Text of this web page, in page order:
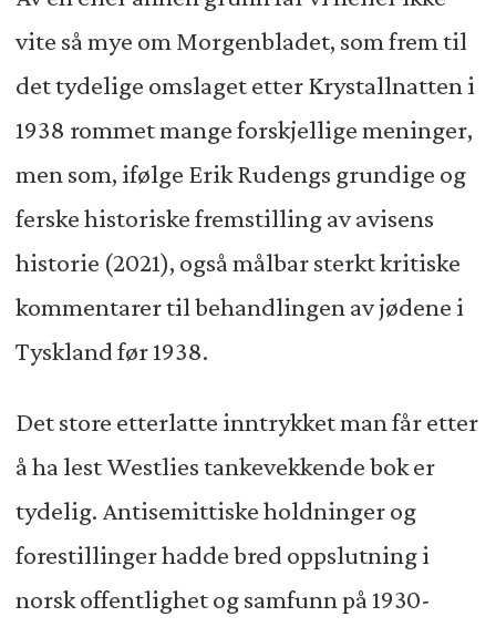
vite så mye om Morgenbladet, som frem til
det tydelige omslaget etter Krystallnatten i
1938 rommet mange forskjellige meninger,
men som, ifølge Erik Rudengs grundige og
ferske historiske fremstilling av avisens
historie (2021), også målbar sterkt kritiske
kommentarer til behandlingen av jødene i
Tyskland før 1938.
Det store etterlatte inntrykket man får etter
å ha lest Westlies tankevekkende bok er
tydelig. Antisemittiske holdninger og
forestillinger hadde bred oppslutning i
norsk offentlighet og samfunn på 1930-